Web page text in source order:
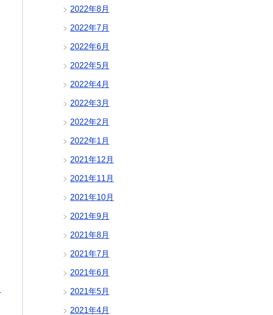
2022年8月
2022年7月
2022年6月
2022年5月
2022年4月
2022年3月
2022年2月
2022年1月
2021年12月
2021年11月
2021年10月
2021年9月
2021年8月
2021年7月
2021年6月
2021年5月
2021年4月